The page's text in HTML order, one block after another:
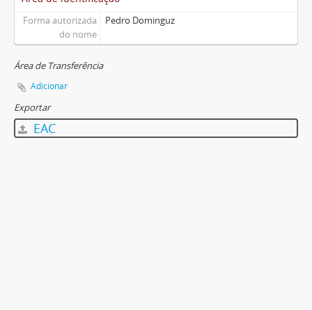
Forma autorizada
do nome
Pedro Dominguz
Área de Transferência
Adicionar
Exportar
EAC